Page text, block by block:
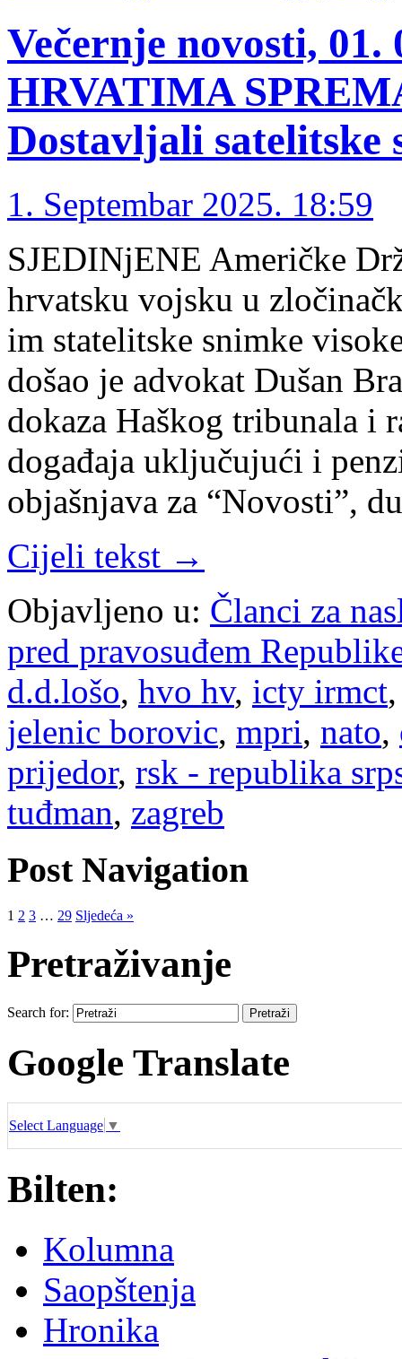
Večernje novosti,
HRVATIMA
Dostavljali satelitske
1. Septembar 2025. 18:59
SJEDINjENE Američke
hrvatsku vojsku u
im statelitske snimke
došao je advokat Dušan
dokaza Haškog tribunala i
događaja uključujući i
objašnjava za “Novosti”,
Cijeli tekst →
Objavljeno u: Članci za
pred pravosuđem
d.d.lošo, hvo hv, icty irmct
jelenic borovic, mpri, nato,
prijedor, rsk - republika
tuđman, zagreb
Post Navigation
1 2 3 … 29 Sljedeća »
Pretraživanje
Search for:
Google Translate
Select Language ▼
Bilten:
Kolumna
Saopštenja
Hronika